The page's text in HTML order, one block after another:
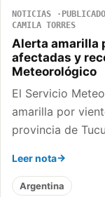
NOTICIAS
CAMILA TORRES
Alerta amarilla
afectadas y
Meteorológico
El Servicio
amarilla por
provincia de
Leer nota
Argentina